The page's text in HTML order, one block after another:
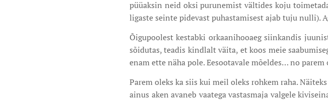
püüaksin neid oksi purunemist vältides koju
ligaste seinte pidevast puhastamisest ajab tuju nulli).
Õigupoolest kestabki orkaanihooaeg siinkandis
sõidutas, teadis kindlalt väita, et koos meie
enam ette näha pole. Eesootavale mõeldes… no parem
Parem oleks ka siis kui meil oleks rohkem raha.
ainus aken avaneb vaatega vastasmaja valgele